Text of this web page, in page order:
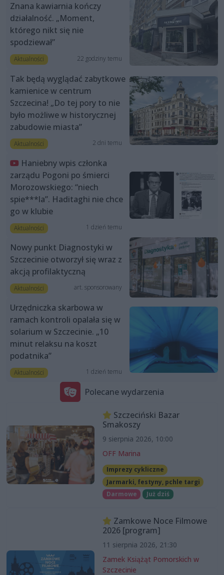
Znana kawiarnia kończy
działalność. „Moment,
którego nikt się nie
spodziewał”
Aktualności 22 godziny temu
Tak będą wyglądać zabytkowe
kamienice w centrum
Szczecina! „Do tej pory to nie
było możliwe w historycznej
zabudowie miasta”
Aktualności 2 dni temu
Haniebny wpis członka
zarządu Pogoni po śmierci
Morozowskiego: “niech
spie***la”. Haditaghi nie chce
go w klubie
Aktualności 1 dzień temu
Nowy punkt Diagnostyki w
Szczecinie otworzył się wraz z
akcją profilaktyczną
Aktualności art. sponsorowany
Urzędniczka skarbowa w
ramach kontroli opalała się w
solarium w Szczecinie. „10
minut relaksu na koszt
podatnika”
Aktualności 1 dzień temu
Polecane wydarzenia
Szczeciński Bazar
Smakoszy
9 sierpnia 2026, 10:00
OFF Marina
Imprezy cykliczne
Jarmarki, festyny, pchle targi
Darmowe
Już dziś
Zamkowe Noce Filmowe
2026 [program]
11 sierpnia 2026, 21:30
Zamek Książąt Pomorskich w
Szczecinie